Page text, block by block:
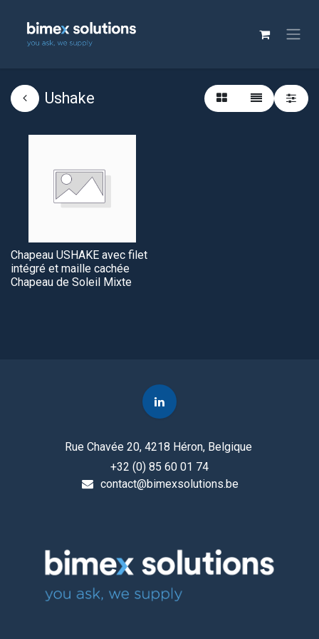
Ushake
Chapeau USHAKE avec filet
intégré et maille cachée
Chapeau de Soleil Mixte
Rue Chavée 20, 4218 Héron, Belgique
+32 (0) 85 60 01 74
contact@bimexsolutions.be